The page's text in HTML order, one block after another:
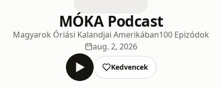
MÓKA Podcast
Magyarok Óriási Kalandjai Amerikában100 Epizódok
aug. 2, 2026
Kedvencek